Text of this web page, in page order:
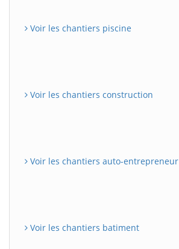
Voir les chantiers piscine
Voir les chantiers construction
Voir les chantiers auto-entrepreneur
Voir les chantiers batiment